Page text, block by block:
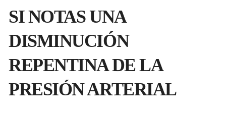
SI NOTAS UNA
DISMINUCIÓN
REPENTINA DE LA
PRESIÓN ARTERIAL